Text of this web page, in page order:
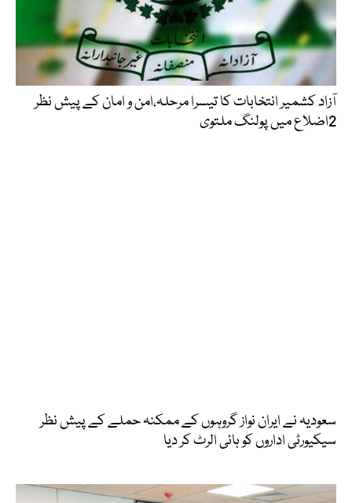
آزاد کشمیر انتخابات کا تیسرا مرحلہ،امن و امان کے پیش نظر
2اضلاع میں پولنگ ملتوی
سعودیہ نے ایران نواز گروہوں کے ممکنہ حملے کے پیش نظر
سیکیورٹی اداروں کو ہائی الرٹ کر دیا